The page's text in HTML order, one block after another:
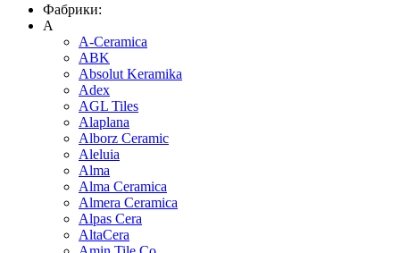
Фабрики:
A
A-Ceramica
ABK
Absolut Keramika
Adex
AGL Tiles
Alaplana
Alborz Ceramic
Aleluia
Alma
Alma Ceramica
Almera Ceramica
Alpas Cera
AltaCera